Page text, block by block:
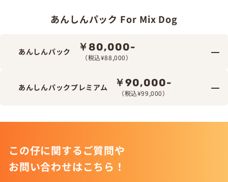
あんしんパック For Mix Dog
あんしんパック ￥80,000-
（税込¥88,000）
あんしんパックプレミアム ￥90,000-
（税込¥99,000）
この仔に関するご質問や
お問い合わせはこちら！